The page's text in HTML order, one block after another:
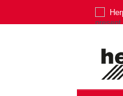
Zum Hauptinhalt springen